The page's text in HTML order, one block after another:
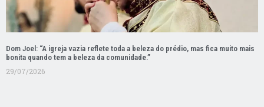
Dom Joel: “A igreja vazia reflete toda a beleza do prédio, mas fica muito mais
bonita quando tem a beleza da comunidade.”
29/07/2026